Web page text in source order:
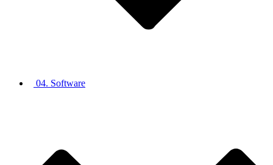
04. Software